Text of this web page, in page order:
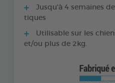
Jusqu'à 4 semaines
tiques
Utilisable sur les
et/ou plus de 2kg.